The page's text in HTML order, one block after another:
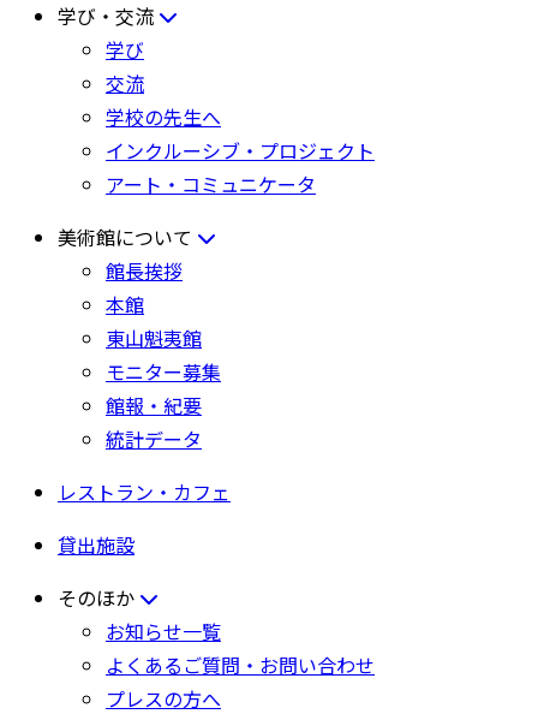
学び・交流
学び
交流
学校の先生へ
インクルーシブ・プロジェクト
アート・コミュニケータ
美術館について
館長挨拶
本館
東山魁夷館
モニター募集
館報・紀要
統計データ
レストラン・カフェ
貸出施設
そのほか
お知らせ一覧
よくあるご質問・お問い合わせ
プレスの方へ